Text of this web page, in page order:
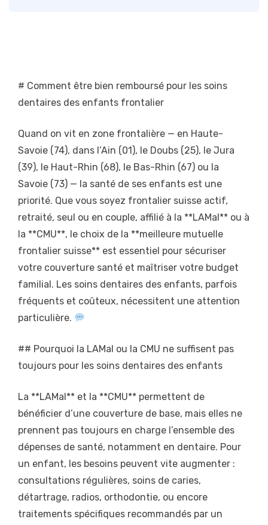
# Comment être bien remboursé pour les soins
dentaires des enfants frontalier
Quand on vit en zone frontalière — en Haute-
Savoie (74), dans l’Ain (01), le Doubs (25), le Jura
(39), le Haut-Rhin (68), le Bas-Rhin (67) ou la
Savoie (73) — la santé de ses enfants est une
priorité. Que vous soyez frontalier suisse actif,
retraité, seul ou en couple, affilié à la **LAMal** ou à
la **CMU**, le choix de la **meilleure mutuelle
frontalier suisse** est essentiel pour sécuriser
votre couverture santé et maîtriser votre budget
familial. Les soins dentaires des enfants, parfois
fréquents et coûteux, nécessitent une attention
particulière.
## Pourquoi la LAMal ou la CMU ne suffisent pas
toujours pour les soins dentaires des enfants
La **LAMal** et la **CMU** permettent de
bénéficier d’une couverture de base, mais elles ne
prennent pas toujours en charge l’ensemble des
dépenses de santé, notamment en dentaire. Pour
un enfant, les besoins peuvent vite augmenter :
consultations régulières, soins de caries,
détartrage, radios, orthodontie, ou encore
traitements spécifiques recommandés par un